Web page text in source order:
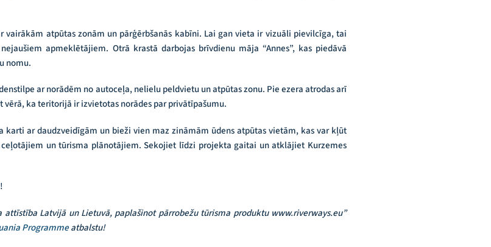
vairākām atpūtas zonām un pārģērbšanās kabīni. Lai gan vieta ir vizuāli pievilcīga, tai
apmeklētājiem. Otrā krastā darbojas brīvdienu māja “Annes”, kas piedāvā
nomu.
ar norādēm no autoceļa, nelielu peldvietu un atpūtas zonu. Pie ezera atrodas arī
ka teritorijā ir izvietotas norādes par privātīpašumu.
ar daudzveidīgām un bieži vien maz zināmām ūdens atpūtas vietām, kas var kļūt
un tūrisma plānotājiem. Sekojiet līdzi projekta gaitai un atklājiet Kurzemes
!
Latvijā un Lietuvā, paplašinot pārrobežu tūrisma produktu www.riverways.eu”
Programmeatbalstu!